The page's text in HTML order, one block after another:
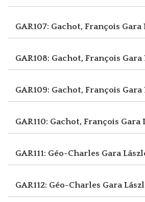
GAR107: Gachot, François Gara
GAR108: Gachot, François Gara
GAR109: Gachot, François Gara
GAR110: Gachot, François Gara
GAR111: Géo-Charles Gara
GAR112: Géo-Charles Gara